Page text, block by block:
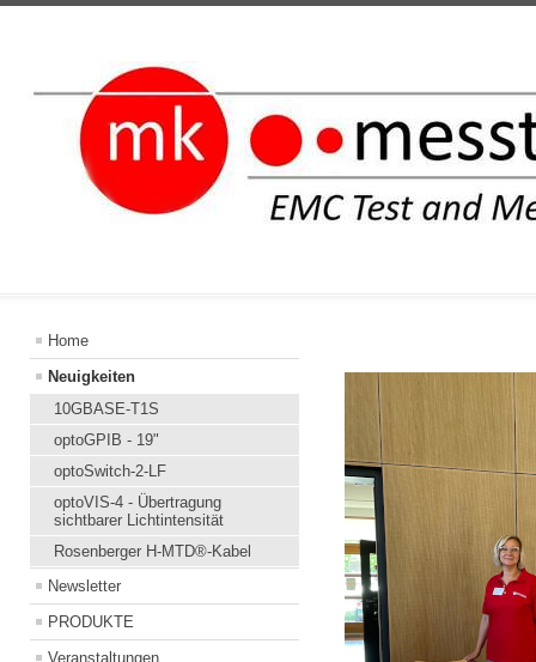
Home
Neuigkeiten
10GBASE-T1S
optoGPIB - 19"
optoSwitch-2-LF
optoVIS-4 - Übertragung
sichtbarer Lichtintensität
Rosenberger H-MTD®-Kabel
Newsletter
PRODUKTE
Veranstaltungen